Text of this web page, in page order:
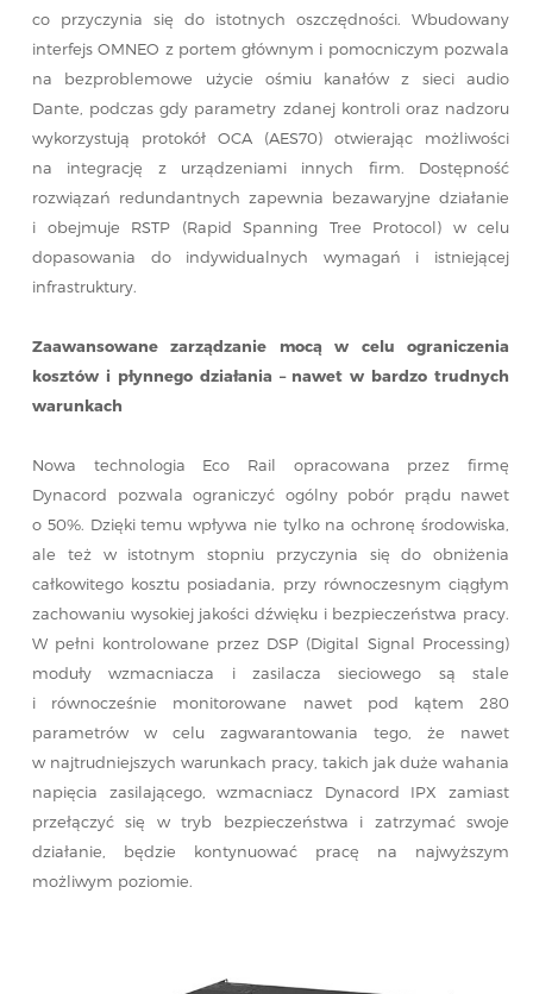
co przyczynia się do istotnych oszczędności. Wbudowany
interfejs OMNEO z portem głównym i pomocniczym pozwala
na bezproblemowe użycie ośmiu kanałów z sieci audio
Dante, podczas gdy parametry zdanej kontroli oraz nadzoru
wykorzystują protokół OCA (AES70) otwierając możliwości
na integrację z urządzeniami innych firm. Dostępność
rozwiązań redundantnych zapewnia bezawaryjne działanie
i obejmuje RSTP (Rapid Spanning Tree Protocol) w celu
dopasowania do indywidualnych wymagań i istniejącej
infrastruktury.
Zaawansowane zarządzanie mocą w celu ograniczenia
kosztów i płynnego działania – nawet w bardzo trudnych
warunkach
Nowa technologia Eco Rail opracowana przez firmę
Dynacord pozwala ograniczyć ogólny pobór prądu nawet
o 50%. Dzięki temu wpływa nie tylko na ochronę środowiska,
ale też w istotnym stopniu przyczynia się do obniżenia
całkowitego kosztu posiadania, przy równoczesnym ciągłym
zachowaniu wysokiej jakości dźwięku i bezpieczeństwa pracy.
W pełni kontrolowane przez DSP (Digital Signal Processing)
moduły wzmacniacza i zasilacza sieciowego są stale
i równocześnie monitorowane nawet pod kątem 280
parametrów w celu zagwarantowania tego, że nawet
w najtrudniejszych warunkach pracy, takich jak duże wahania
napięcia zasilającego, wzmacniacz Dynacord IPX zamiast
przełączyć się w tryb bezpieczeństwa i zatrzymać swoje
działanie, będzie kontynuować pracę na najwyższym
możliwym poziomie.